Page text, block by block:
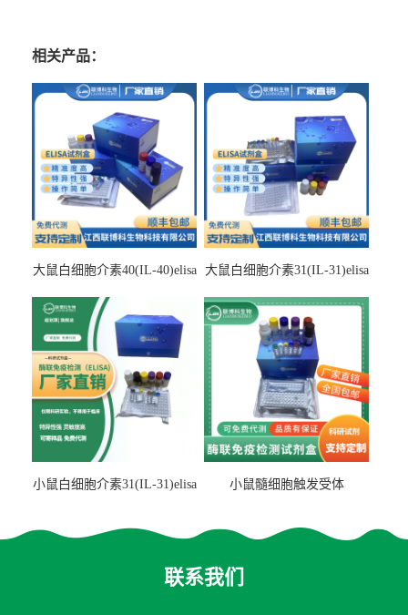
相关产品：
大鼠白细胞介素40(IL-40)elisa
大鼠白细胞介素31(IL-31)elisa
小鼠白细胞介素31(IL-31)elisa
小鼠髓细胞触发受体
联系我们